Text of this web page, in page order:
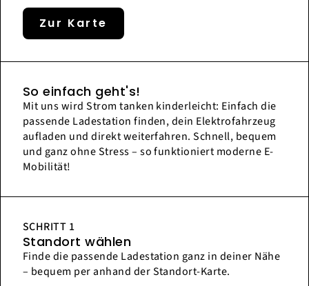
Zur Karte
So einfach geht's!
Mit uns wird Strom tanken kinderleicht: Einfach die
passende Ladestation finden, dein Elektrofahrzeug
aufladen und direkt weiterfahren. Schnell, bequem
und ganz ohne Stress – so funktioniert moderne E-
Mobilität!
SCHRITT 1
Standort wählen
Finde die passende Ladestation ganz in deiner Nähe
– bequem per anhand der Standort-Karte.